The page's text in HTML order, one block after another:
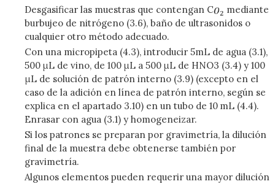
Desgasificar las muestras que contengan C
mediante
burbujeo de nitrógeno (3.6), baño de ultrasonidos o
cualquier otro método adecuado.
Con una micropipeta (4.3), introducir 5mL de agua (3.1),
500 μL de vino, de 100 μL a 500 μL de HNO3 (3.4) y 100
μL de solución de patrón interno (3.9) (excepto en el
caso de la adición en línea de patrón interno, según se
explica en el apartado 3.10) en un tubo de 10 mL (4.4).
Enrasar con agua (3.1) y homogeneizar.
Si los patrones se preparan por gravimetría, la dilución
final de la muestra debe obtenerse también por
gravimetría.
Algunos elementos pueden requerir una mayor dilución